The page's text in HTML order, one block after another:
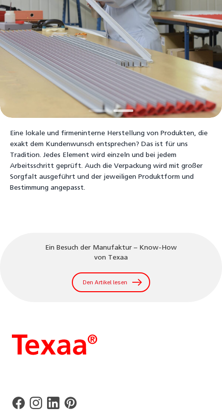
Eine lokale und firmeninterne Herstellung von Produkten, die
exakt dem Kundenwunsch entsprechen? Das ist für uns
Tradition. Jedes Element wird einzeln und bei jedem
Arbeitsschritt geprüft. Auch die Verpackung wird mit großer
Sorgfalt ausgeführt und der jeweiligen Produktform und
Bestimmung angepasst.
Ein Besuch der Manufaktur – Know-How
von Texaa
Den Artikel lesen